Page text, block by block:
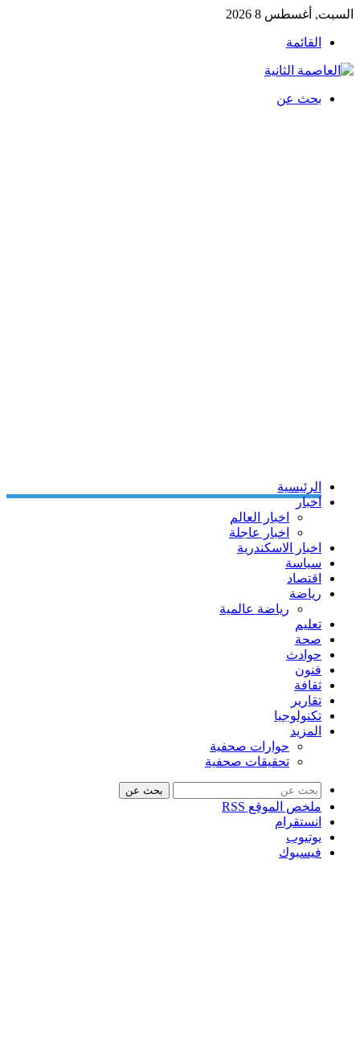
السبت, أغسطس 8 2026
القائمة
بحث عن
الرئيسية
اخبار
اخبار العالم
اخبار عاجلة
اخبار الاسكندرية
سياسة
اقتصاد
رياضة
رياضة عالمية
تعليم
صحة
حوادث
فنون
ثقافة
تقارير
تكنولوجيا
المزيد
حوارات صحفية
تحقيقات صحفية
بحث عن
ملخص الموقع RSS
انستقرام
يوتيوب
فيسبوك